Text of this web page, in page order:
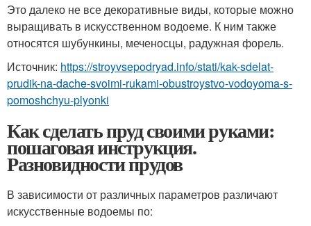
Это далеко не все декоративные виды, которые можно
выращивать в искусственном водоеме. К ним также
относятся шубункины, меченосцы, радужная форель.
Источник: https://stroyvsepodryad.info/stati/kak-sdelat-
prudik-na-dache-svoimi-rukami-obustroystvo-vodoyoma-s-
pomoshchyu-plyonki
Как сделать пруд своими руками:
пошаговая инструкция.
Разновидности прудов
В зависимости от различных параметров различают
искусственные водоемы по: